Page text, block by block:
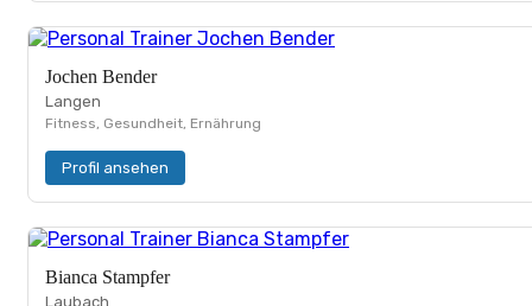
Jochen Bender
Langen
Fitness, Gesundheit, Ernährung
Profil ansehen
Bianca Stampfer
Laubach